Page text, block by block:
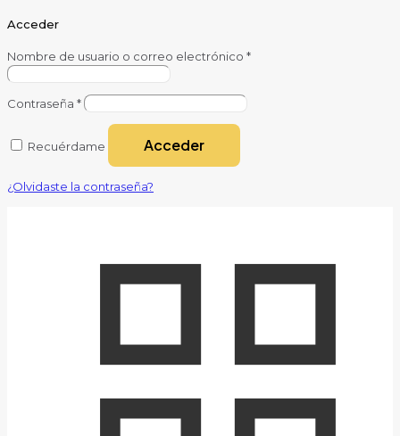
Acceder
Nombre de usuario o correo electrónico *
Contraseña *
Recuérdame Acceder
¿Olvidaste la contraseña?